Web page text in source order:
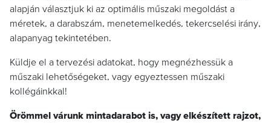
alapján választjuk ki az optimális műszaki megoldást a
méretek, a darabszám, menetemelkedés, tekercselési irány,
alapanyag tekintetében.
Küldje el a tervezési adatokat, hogy megnézhessük a
műszaki lehetőségeket, vagy egyeztessen műszaki
kollégáinkkal!
Örömmel várunk mintadarabot is, vagy elkészített rajzot,